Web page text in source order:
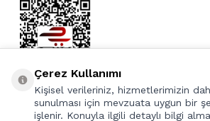
Çerez Kullanımı
Kişisel verileriniz, hizmetlerimizin
sunulması için mevzuata uygun bir
işlenir. Konuyla ilgili detaylı bilgi